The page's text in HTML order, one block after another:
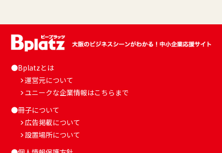
●Bplatzとは
運営元について
ユニークな企業情報はこちらまで
●冊子について
広告掲載について
設置場所について